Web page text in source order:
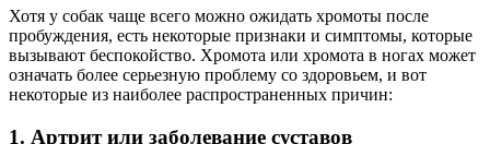
Хотя у собак чаще всего можно ожидать хромоты после
пробуждения, есть некоторые признаки и симптомы, которые
вызывают беспокойство. Хромота или хромота в ногах может
означать более серьезную проблему со здоровьем, и вот
некоторые из наиболее распространенных причин:
1. Артрит или заболевание суставов